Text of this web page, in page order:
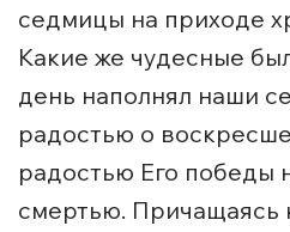
седмицы на приходе
Какие же чудесные
день наполнял наши
радостью о
радостью Его победы
смертью. Причащаясь